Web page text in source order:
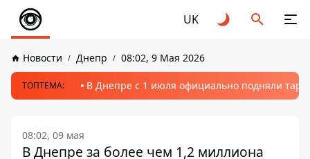
UK
Новости Днепр 08:02, 9 Мая 2026
ТОПТЕМА: В Днепре с 1 июля официально подняли
08:02, 09 мая
В Днепре за более чем 1,2 миллиона